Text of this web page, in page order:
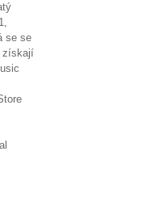
se se
získají